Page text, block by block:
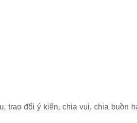
trao đổi ý kiến, chia vui, chia buồn